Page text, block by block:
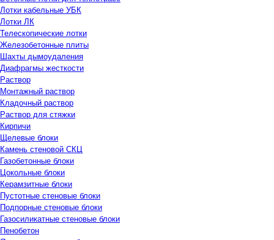
Лотки кабельные УБК
Лотки ЛК
Телескопические лотки
Железобетонные плиты
Шахты дымоудаления
Диафрагмы жесткости
Раствор
Монтажный раствор
Кладочный раствор
Раствор для стяжки
Кирпичи
Щелевые блоки
Камень стеновой СКЦ
Газобетонные блоки
Цокольные блоки
Керамзитные блоки
Пустотные стеновые блоки
Подпорные стеновые блоки
Газосиликатные стеновые блоки
Пенобетон